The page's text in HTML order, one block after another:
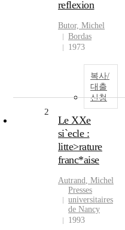
reflexion
Butor, Michel
Bordas
1973
복사/
대출
신청
2
Le XXe
si`ecle :
litte>rature
franc*aise
Autrand, Michel
Presses
universitaires
de Nancy
1993